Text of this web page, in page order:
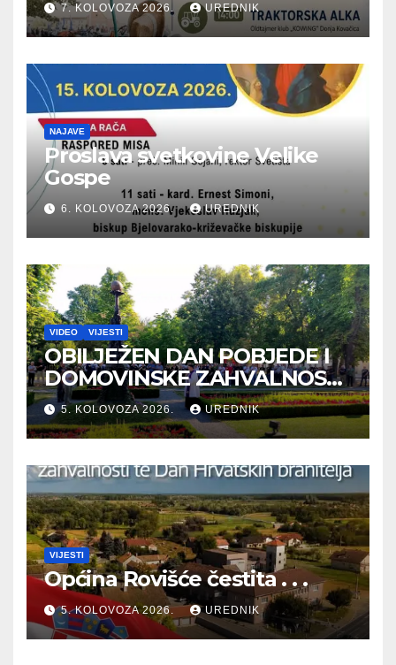
7. KOLOVOZA 2026. UREDNIK
NAJAVE
Proslava svetkovine Velike
Gospe
6. KOLOVOZA 2026. UREDNIK
VIDEO VIJESTI
OBILJEŽEN DAN POBJEDE I
DOMOVINSKE ZAHVALNOSTI
TE DAN HRVATSKIH
BRANITELJA
5. KOLOVOZA 2026. UREDNIK
VIJESTI
Općina Rovišće čestita . . .
5. KOLOVOZA 2026. UREDNIK